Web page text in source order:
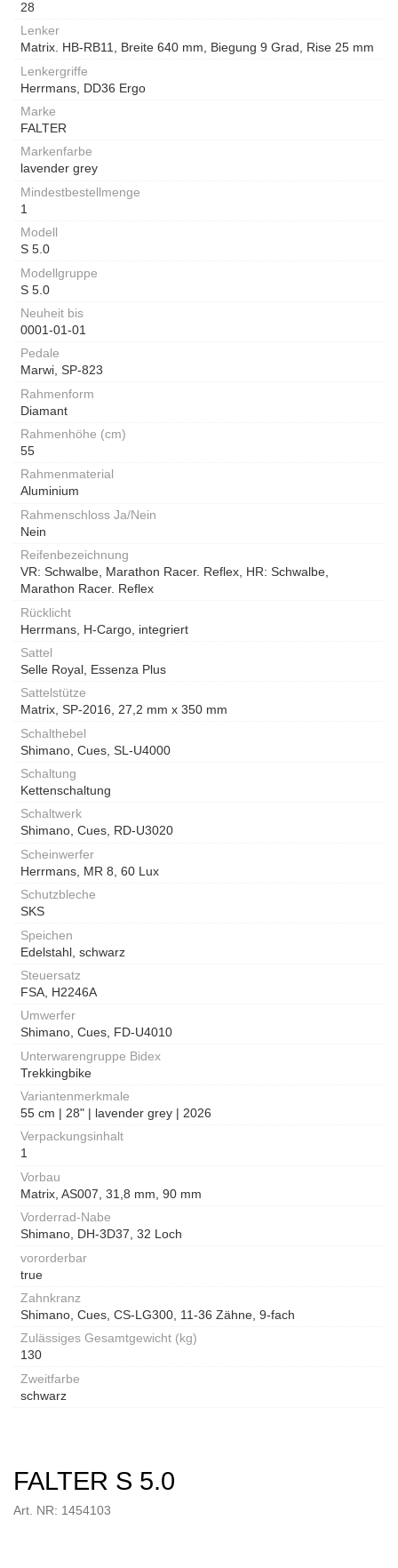
28
Lenker
Matrix. HB-RB11, Breite 640 mm, Biegung 9 Grad, Rise 25 mm
Lenkergriffe
Herrmans, DD36 Ergo
Marke
FALTER
Markenfarbe
lavender grey
Mindestbestellmenge
1
Modell
S 5.0
Modellgruppe
S 5.0
Neuheit bis
0001-01-01
Pedale
Marwi, SP-823
Rahmenform
Diamant
Rahmenhöhe (cm)
55
Rahmenmaterial
Aluminium
Rahmenschloss Ja/Nein
Nein
Reifenbezeichnung
VR: Schwalbe, Marathon Racer. Reflex, HR: Schwalbe,
Marathon Racer. Reflex
Rücklicht
Herrmans, H-Cargo, integriert
Sattel
Selle Royal, Essenza Plus
Sattelstütze
Matrix, SP-2016, 27,2 mm x 350 mm
Schalthebel
Shimano, Cues, SL-U4000
Schaltung
Kettenschaltung
Schaltwerk
Shimano, Cues, RD-U3020
Scheinwerfer
Herrmans, MR 8, 60 Lux
Schutzbleche
SKS
Speichen
Edelstahl, schwarz
Steuersatz
FSA, H2246A
Umwerfer
Shimano, Cues, FD-U4010
Unterwarengruppe Bidex
Trekkingbike
Variantenmerkmale
55 cm | 28" | lavender grey | 2026
Verpackungsinhalt
1
Vorbau
Matrix, AS007, 31,8 mm, 90 mm
Vorderrad-Nabe
Shimano, DH-3D37, 32 Loch
vororderbar
true
Zahnkranz
Shimano, Cues, CS-LG300, 11-36 Zähne, 9-fach
Zulässiges Gesamtgewicht (kg)
130
Zweitfarbe
schwarz
FALTER S 5.0
Art. NR: 1454103